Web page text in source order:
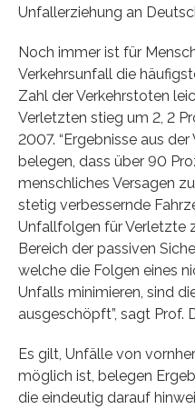
Unfallerziehung an
Noch immer ist für
Verkehrsunfall die
Zahl der Verkehrstoten
Verletzten stieg um 2, 2
2007. “Ergebnisse aus
belegen, dass über 90
menschliches Versagen
stetig verbessernde
Unfallfolgen für Verletzte
Bereich der passiven
welche die Folgen eines
Unfalls minimieren, sind
ausgeschöpft”, sagt Prof.
Es gilt, Unfälle von
möglich ist, belegen
die eindeutig darauf